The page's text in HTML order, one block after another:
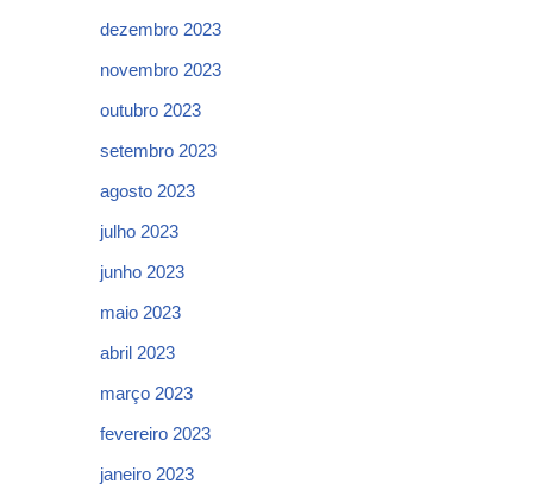
dezembro 2023
novembro 2023
outubro 2023
setembro 2023
agosto 2023
julho 2023
junho 2023
maio 2023
abril 2023
março 2023
fevereiro 2023
janeiro 2023